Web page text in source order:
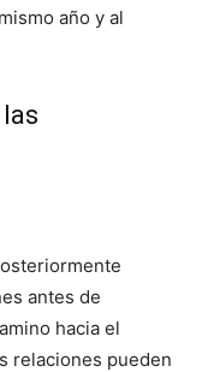
año y al
antes de
hacia el
relaciones pueden